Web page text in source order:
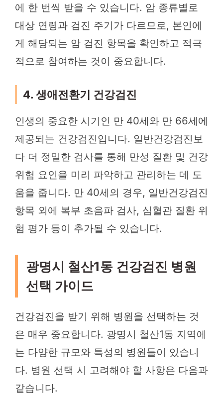
에 한 번씩 받을 수 있습니다. 암 종류별로
대상 연령과 검진 주기가 다르므로, 본인에
게 해당되는 암 검진 항목을 확인하고 적극
적으로 참여하는 것이 중요합니다.
4. 생애전환기 건강검진
인생의 중요한 시기인 만 40세와 만 66세에
제공되는 건강검진입니다. 일반건강검진보
다 더 정밀한 검사를 통해 만성 질환 및 건강
위험 요인을 미리 파악하고 관리하는 데 도
움을 줍니다. 만 40세의 경우, 일반건강검진
항목 외에 복부 초음파 검사, 심혈관 질환 위
험 평가 등이 추가될 수 있습니다.
광명시 철산1동 건강검진 병원
선택 가이드
건강검진을 받기 위해 병원을 선택하는 것
은 매우 중요합니다. 광명시 철산1동 지역에
는 다양한 규모와 특성의 병원들이 있습니
다. 병원 선택 시 고려해야 할 사항은 다음과
같습니다.